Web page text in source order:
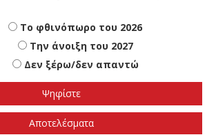
ότι θα γίνουν οι εθνικές
Το φθινόπωρο του 2026
Την άνοιξη του 2027
Δεν ξέρω/δεν απαντώ